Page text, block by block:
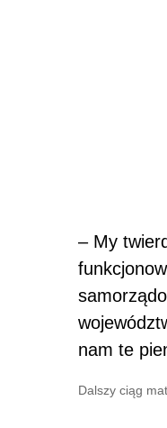
– My
nam te
Dalszy ciąg